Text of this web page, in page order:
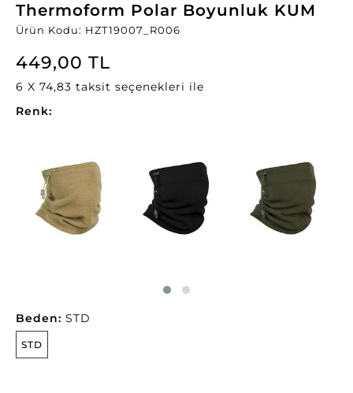
Thermoform Polar Boyunluk KUM
Ürün Kodu: HZT19007_R006
449,00 TL
6 X 74,83 taksit seçenekleri ile
Renk:
Beden: STD
STD